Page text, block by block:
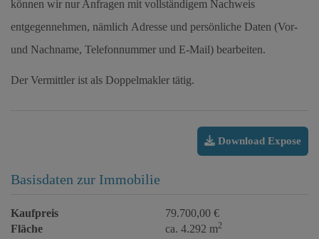
können wir nur Anfragen mit vollständigem Nachweis
entgegennehmen, nämlich Adresse und persönliche Daten (Vor-
und Nachname, Telefonnummer und E-Mail) bearbeiten.
Der Vermittler ist als Doppelmakler tätig.
Download Expose
Basisdaten zur Immobilie
Kaufpreis
79.700,00 €
Fläche
ca. 4.292 m2